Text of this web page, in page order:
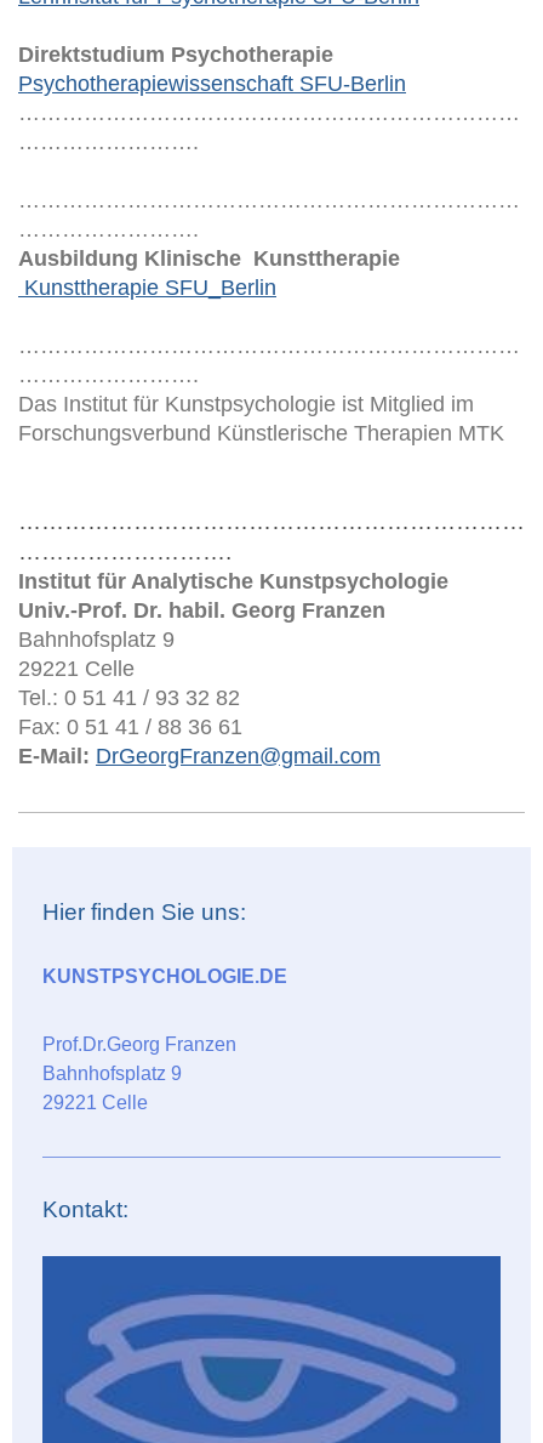
Direktstudium Psychotherapie
Psychotherapiewissenschaft SFU-Berlin
……………………………………………………………
…………………….
……………………………………………………………
…………………….
Ausbildung Klinische Kunsttherapie
Kunsttherapie SFU_Berlin
……………………………………………………………
…………………….
Das Institut für Kunstpsychologie ist Mitglied im
Forschungsverbund Künstlerische Therapien MTK
…………………………………………………………
……………………….
Institut für Analytische Kunstpsychologie
Univ.-Prof. Dr. habil. Georg Franzen
Bahnhofsplatz 9
29221 Celle
Tel.: 0 51 41 / 93 32 82
Fax: 0 51 41 / 88 36 61
E-Mail: DrGeorgFranzen@gmail.com
Hier finden Sie uns:
KUNSTPSYCHOLOGIE.DE
Prof.Dr.Georg Franzen
Bahnhofsplatz 9
29221 Celle
Kontakt: